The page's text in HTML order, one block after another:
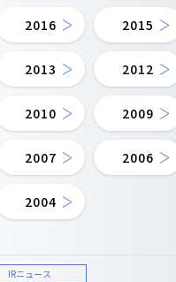
2016 2015
2013 2012
2010 2009
2007 2006
2004
IRニュース